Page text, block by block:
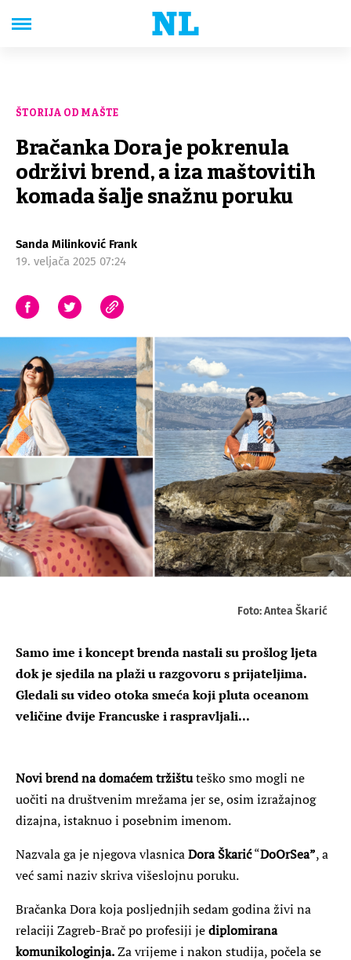
ŠTORIJA OD MAŠTE
Bračanka Dora je pokrenula
održivi brend, a iza maštovitih
komada šalje snažnu poruku
Sanda Milinković Frank
19. veljača 2025 07:24
Foto: Antea Škarić
Samo ime i koncept brenda nastali su prošlog ljeta
dok je sjedila na plaži u razgovoru s prijateljima.
Gledali su video otoka smeća koji pluta oceanom
veličine dvije Francuske i raspravljali...
Novi brend na domaćem tržištuteško smo mogli ne
uočiti na društvenim mrežama jer se, osim izražajnog
dizajna, istaknuo i posebnim imenom.
Nazvala ga je njegova vlasnicaDora Škarić“DoOrSea”, a
već sami naziv skriva višeslojnu poruku.
Bračanka Dora koja posljednjih sedam godina živi na
relaciji Zagreb-Brač po profesiji jediplomirana
komunikologinja.Za vrijeme i nakon studija, počela se